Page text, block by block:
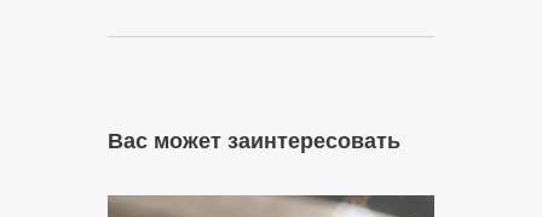
Вас может заинтересовать